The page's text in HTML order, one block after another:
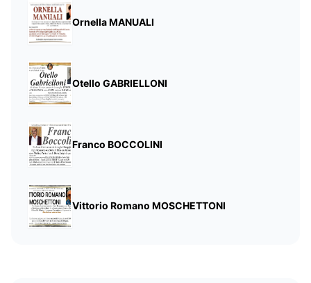
Ornella MANUALI
Otello GABRIELLONI
Franco BOCCOLINI
Vittorio Romano MOSCHETTONI